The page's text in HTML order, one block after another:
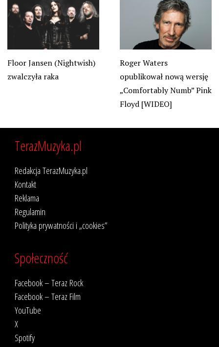
Floor Jansen (Nightwish)
zwalczyła raka
Roger Waters
opublikował nową wersję
„Comfortably Numb” Pink
Floyd [WIDEO]
TerazMuzyka.pl
Redakcja TerazMuzyka.pl
Kontakt
Reklama
Regulamin
Polityka prywatności i „cookies”
Społeczność
Facebook – Teraz Rock
Facebook – Teraz Film
YouTube
X
Spotify